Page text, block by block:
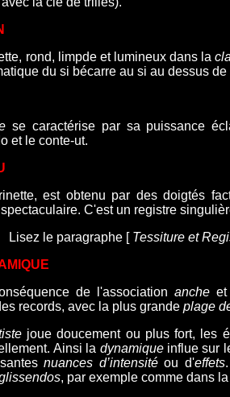
rond, limpde et lumineux dans la
du si bécarre au si au dessus de
se caractérise par sa puissance
et le conte-ut.
est obtenu par des doigtés
C'est un registre
Lisez le paragraphe [ Tessiture et
de l'association anche
records, avec la plus grande plage
joue doucement ou plus fort, les
Ainsi la dynamiqueinflue sur
nuances d’intensitéou d'effets
, par exemple comme dans